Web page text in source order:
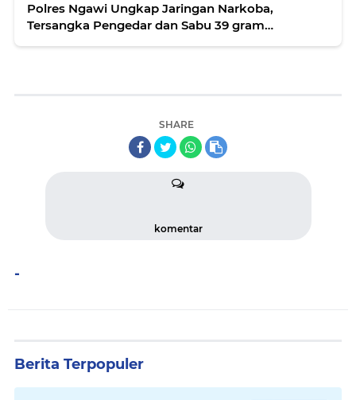
Polres Ngawi Ungkap Jaringan Narkoba,
Tersangka Pengedar dan Sabu 39 gram
SHARE
komentar
-
Berita Terpopuler